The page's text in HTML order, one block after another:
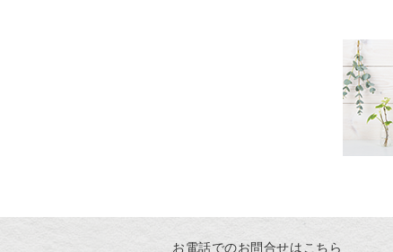
お電話でのお問合せはこちら